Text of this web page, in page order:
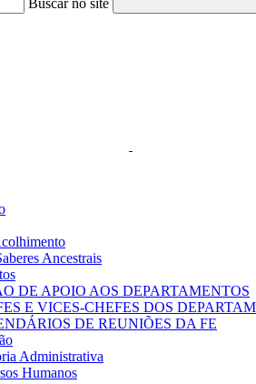
Buscar no site
Ancestrais
DE APOIO AOS DEPARTAMENTOS
E VICES-CHEFES DOS
DE REUNIÕES DA FE
Administrativa
Humanos